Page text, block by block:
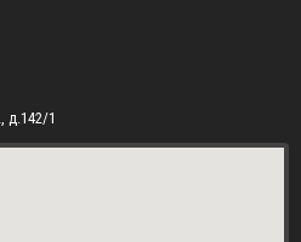
д.142/1